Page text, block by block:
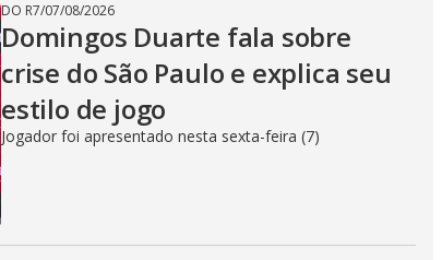
DO R7/07/08/2026
Domingos Duarte fala sobre
crise do São Paulo e explica seu
estilo de jogo
Jogador foi apresentado nesta sexta-feira (7)